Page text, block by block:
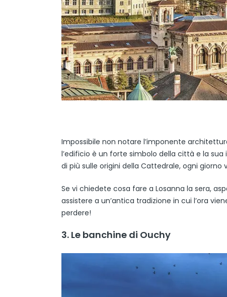
Impossibile non notare l’imponente
l’edificio è un forte simbolo della città e la
di più sulle origini della Cattedrale, ogni
Se vi chiedete cosa fare a Losanna la sera,
assistere a un’antica tradizione in cui l’ora
perdere!
3. Le banchine di Ouchy